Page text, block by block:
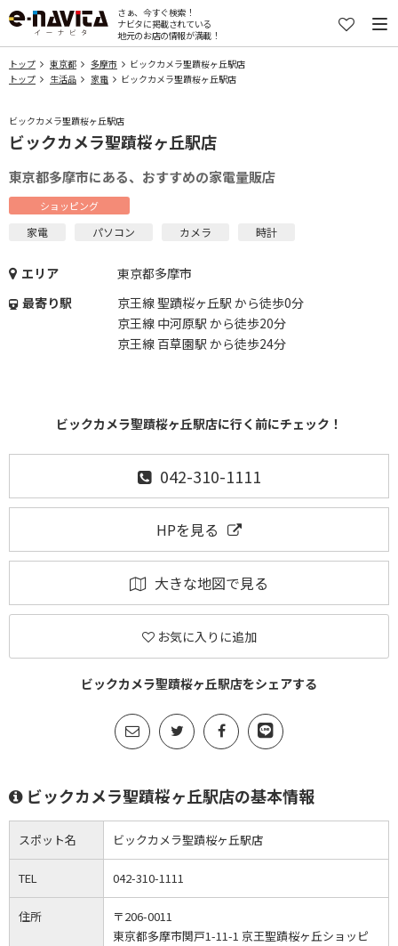
さぁ、今すぐ検索！
ナビタに掲載されている
地元のお店の情報が満載！
トップ 東京都 多摩市
ビックカメラ聖蹟桜ヶ丘駅店
トップ
生活品 家電 ビックカメラ聖蹟桜ヶ丘駅店
ビックカメラ聖蹟桜ヶ丘駅店
ビックカメラ聖蹟桜ヶ丘駅店
東京都多摩市にある、おすすめの家電量販店
ショッピング
家電 パソコン カメラ 時計
エリア
東京都多摩市
最寄り駅
京王線 聖蹟桜ヶ丘駅 から徒歩0分
京王線 中河原駅 から徒歩20分
京王線 百草園駅 から徒歩24分
ビックカメラ聖蹟桜ヶ丘駅店に行く前にチェック！
042-310-1111
HPを見る
大きな地図で見る
お気に入りに追加
ビックカメラ聖蹟桜ヶ丘駅店をシェアする
ビックカメラ聖蹟桜ヶ丘駅店の基本情報
スポット名 ビックカメラ聖蹟桜ヶ丘駅店
TEL 042-310-1111
住所
〒206-0011
東京都多摩市関戸1-11-1 京王聖蹟桜ヶ丘ショッピ